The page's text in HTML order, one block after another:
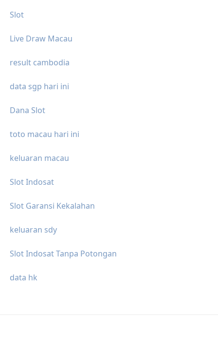
Slot
Live Draw Macau
result cambodia
data sgp hari ini
Dana Slot
toto macau hari ini
keluaran macau
Slot Indosat
Slot Garansi Kekalahan
keluaran sdy
Slot Indosat Tanpa Potongan
data hk